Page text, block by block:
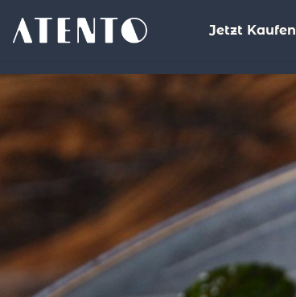
Jetzt Kaufen